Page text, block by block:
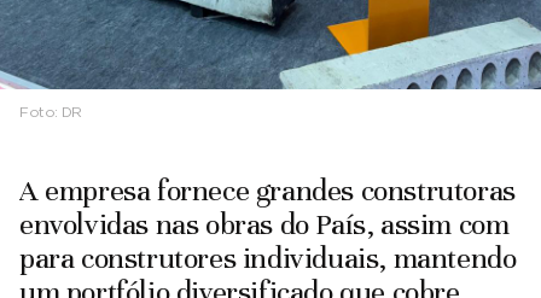
Foto: DR
A empresa fornece grandes construtoras
envolvidas nas obras do País, assim com
para construtores individuais, mantendo